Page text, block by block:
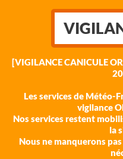
[VIGILANCE CANICULE
Les services de Météo-
vigilance
Nos services restent
la
Nous ne manquerons